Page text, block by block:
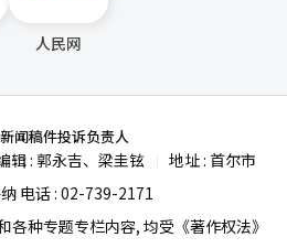
人民网
新闻稿件投诉负责人
辑 : 郭永吉、梁圭铉
地址 : 首尔市
电话 : 02-739-2171
种专题专栏内容, 均受《著作权法》